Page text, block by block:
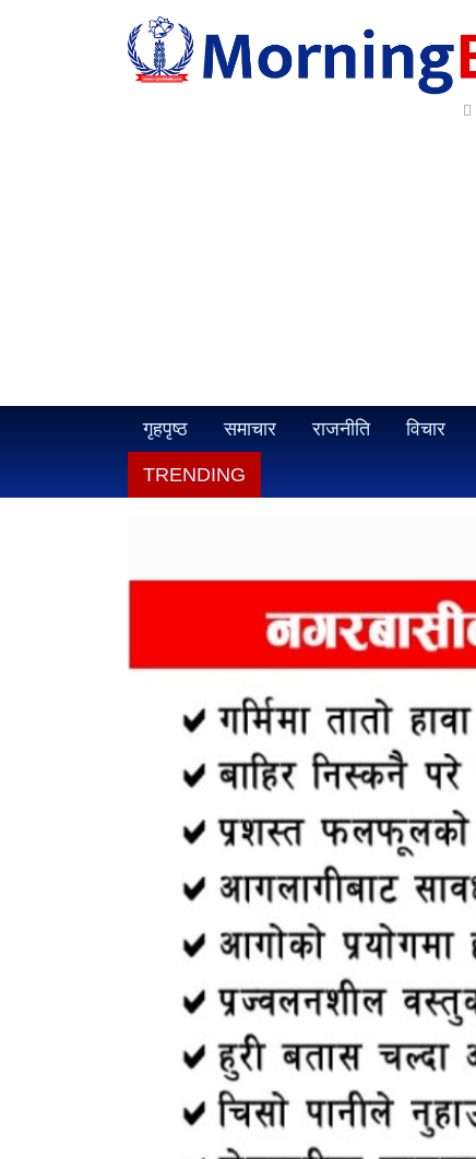
गृहपृष्ठ समाचार राजनीति विचार
TRENDING